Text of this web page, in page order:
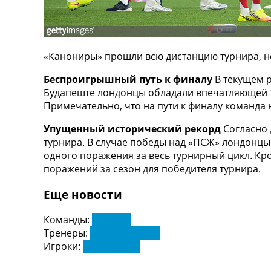
ТВ программа
RU
Главная
Новости футбола
Видео
Трансферы
Новости футбола Украины
Последние комментарии
Конкурс прогнозов
Рейтинги
Правила
Коллективный прогноз
Турниры
Чемпионат Мира
«Канониры» прошли всю дистанцию турнира,
Беспроигрышный путь к финалу В текущем
Будапеште лондонцы обладали
Примечательно, что на пути к финалу
Упущенный исторический рекорд
турнира. В случае победы над «ПСЖ»
одного поражения за весь турнирный цикл.
поражений за сезон для победителя турнира.
Еще новости
Команды:
Тренеры:
Игроки: